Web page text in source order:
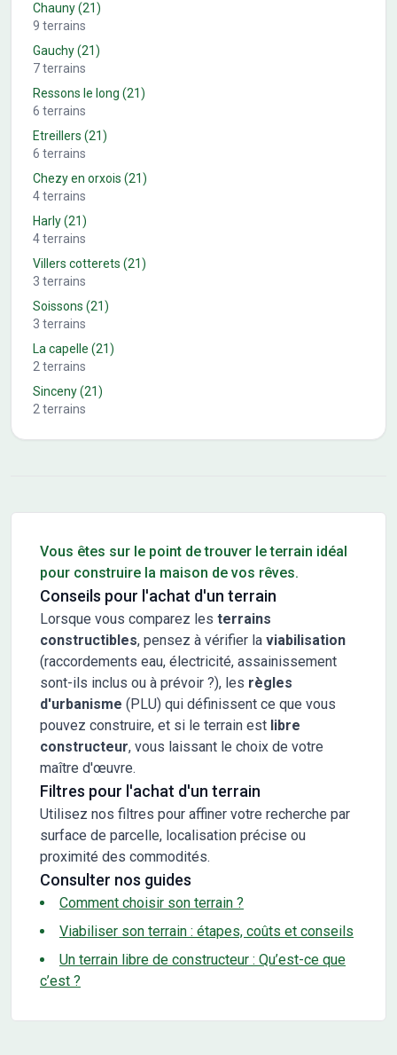
Chauny(21)
9 terrains
Gauchy(21)
7terrains
Ressons le long (21)
6 terrains
Etreillers (21)
6 terrains
Chezy en orxois (21)
4terrains
Harly(21)
4terrains
Villers cotterets (21)
3 terrains
Soissons (21)
3 terrains
La capelle (21)
2 terrains
Sinceny(21)
2 terrains
Vous êtes sur le point de trouver le terrain idéal
pour construire la maison de vos rêves.
Conseils pour l'achat d'un terrain
Lorsque vous comparez les terrains
constructibles, pensez à vérifier la viabilisation
(raccordements eau, électricité, assainissement
sont-ils inclus ou à prévoir ?), les règles
d'urbanisme (PLU) qui définissent ce que vous
pouvez construire, et si le terrain est libre
constructeur, vous laissant le choix de votre
maître d'œuvre.
Filtres pour l'achat d'un terrain
Utilisez nos filtres pour affiner votre recherche par
surface de parcelle, localisation précise ou
proximité des commodités.
Consulter nos guides
Comment choisir son terrain ?
Viabiliser son terrain : étapes, coûts et conseils
Un terrain libre de constructeur : Qu’est-ce que
c’est ?